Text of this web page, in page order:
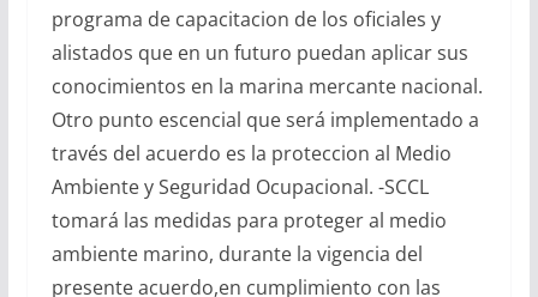
programa de capacitacion de los oficiales y
alistados que en un futuro puedan aplicar sus
conocimientos en la marina mercante nacional.
Otro punto escencial que será implementado a
través del acuerdo es la proteccion al Medio
Ambiente y Seguridad Ocupacional. -SCCL
tomará las medidas para proteger al medio
ambiente marino, durante la vigencia del
presente acuerdo,en cumplimiento con las